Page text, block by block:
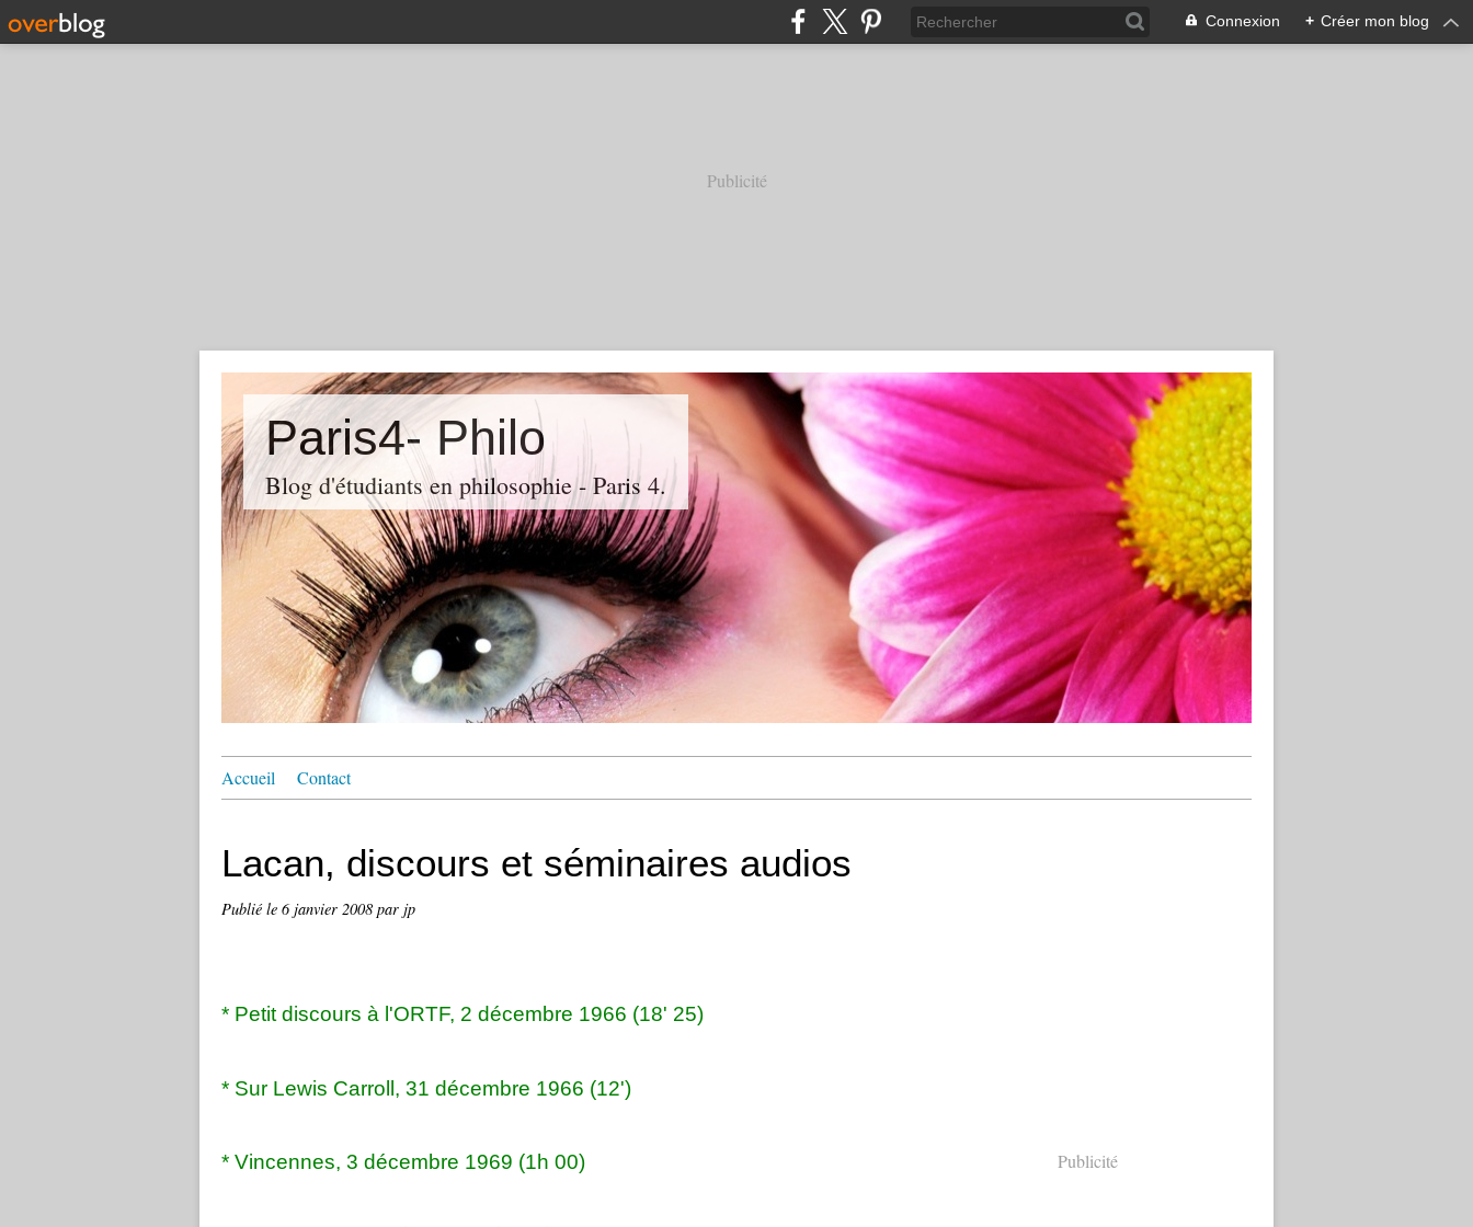
Connexion + Créer mon blog
Publicité
Paris4- Philo
Blog d'étudiants en philosophie - Paris 4.
Accueil Contact
Lacan, discours et séminaires audios
Publié le 6 janvier 2008 par jp
* Petit discours à l'ORTF, 2 décembre 1966 (18' 25)
* Sur Lewis Carroll, 31 décembre 1966 (12')
* Vincennes, 3 décembre 1969 (1h 00) Publicité